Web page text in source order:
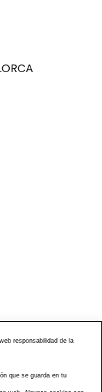
responsabilidad de la
que se guarda en tu